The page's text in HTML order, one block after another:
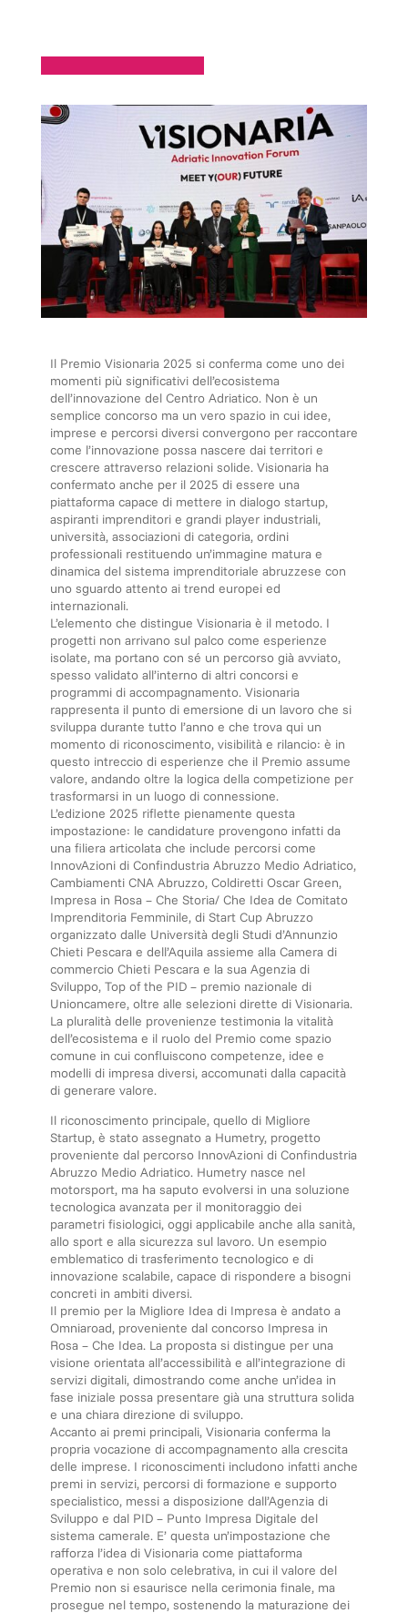
Il Premio Visionaria 2025 si conferma come uno dei
momenti più significativi dell’ecosistema
dell’innovazione del Centro Adriatico. Non è un
semplice concorso ma un vero spazio in cui idee,
imprese e percorsi diversi convergono per raccontare
come l’innovazione possa nascere dai territori e
crescere attraverso relazioni solide. Visionaria ha
confermato anche per il 2025 di essere una
piattaforma capace di mettere in dialogo startup,
aspiranti imprenditori e grandi player industriali,
università, associazioni di categoria, ordini
professionali restituendo un’immagine matura e
dinamica del sistema imprenditoriale abruzzese con
uno sguardo attento ai trend europei ed
internazionali.
L’elemento che distingue Visionaria è il metodo. I
progetti non arrivano sul palco come esperienze
isolate, ma portano con sé un percorso già avviato,
spesso validato all’interno di altri concorsi e
programmi di accompagnamento. Visionaria
rappresenta il punto di emersione di un lavoro che si
sviluppa durante tutto l’anno e che trova qui un
momento di riconoscimento, visibilità e rilancio: è in
questo intreccio di esperienze che il Premio assume
valore, andando oltre la logica della competizione per
trasformarsi in un luogo di connessione.
L’edizione 2025 riflette pienamente questa
impostazione: le candidature provengono infatti da
una filiera articolata che include percorsi come
InnovAzioni di Confindustria Abruzzo Medio Adriatico,
Cambiamenti CNA Abruzzo, Coldiretti Oscar Green,
Impresa in Rosa – Che Storia/ Che Idea de Comitato
Imprenditoria Femminile, di Start Cup Abruzzo
organizzato dalle Università degli Studi d’Annunzio
Chieti Pescara e dell’Aquila assieme alla Camera di
commercio Chieti Pescara e la sua Agenzia di
Sviluppo, Top of the PID – premio nazionale di
Unioncamere, oltre alle selezioni dirette di Visionaria.
La pluralità delle provenienze testimonia la vitalità
dell’ecosistema e il ruolo del Premio come spazio
comune in cui confluiscono competenze, idee e
modelli di impresa diversi, accomunati dalla capacità
di generare valore.
Il riconoscimento principale, quello di Migliore
Startup, è stato assegnato a Humetry, progetto
proveniente dal percorso InnovAzioni di Confindustria
Abruzzo Medio Adriatico. Humetry nasce nel
motorsport, ma ha saputo evolversi in una soluzione
tecnologica avanzata per il monitoraggio dei
parametri fisiologici, oggi applicabile anche alla sanità,
allo sport e alla sicurezza sul lavoro. Un esempio
emblematico di trasferimento tecnologico e di
innovazione scalabile, capace di rispondere a bisogni
concreti in ambiti diversi.
Il premio per la Migliore Idea di Impresa è andato a
Omniaroad, proveniente dal concorso Impresa in
Rosa – Che Idea. La proposta si distingue per una
visione orientata all’accessibilità e all’integrazione di
servizi digitali, dimostrando come anche un’idea in
fase iniziale possa presentare già una struttura solida
e una chiara direzione di sviluppo.
Accanto ai premi principali, Visionaria conferma la
propria vocazione di accompagnamento alla crescita
delle imprese. I riconoscimenti includono infatti anche
premi in servizi, percorsi di formazione e supporto
specialistico, messi a disposizione dall’Agenzia di
Sviluppo e dal PID – Punto Impresa Digitale del
sistema camerale. E’ questa un’impostazione che
rafforza l’idea di Visionaria come piattaforma
operativa e non solo celebrativa, in cui il valore del
Premio non si esaurisce nella cerimonia finale, ma
prosegue nel tempo, sostenendo la maturazione dei